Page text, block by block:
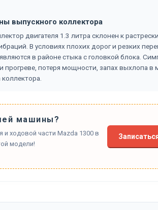
выпускного коллектора
двигателя 1.3 литра склонен к
В условиях плохих дорог и резких
в районе стыка с головкой блока.
прогреве, потеря мощности, запах выхлопа в
машины?
и ходовой части Mazda 1300 в
модели!